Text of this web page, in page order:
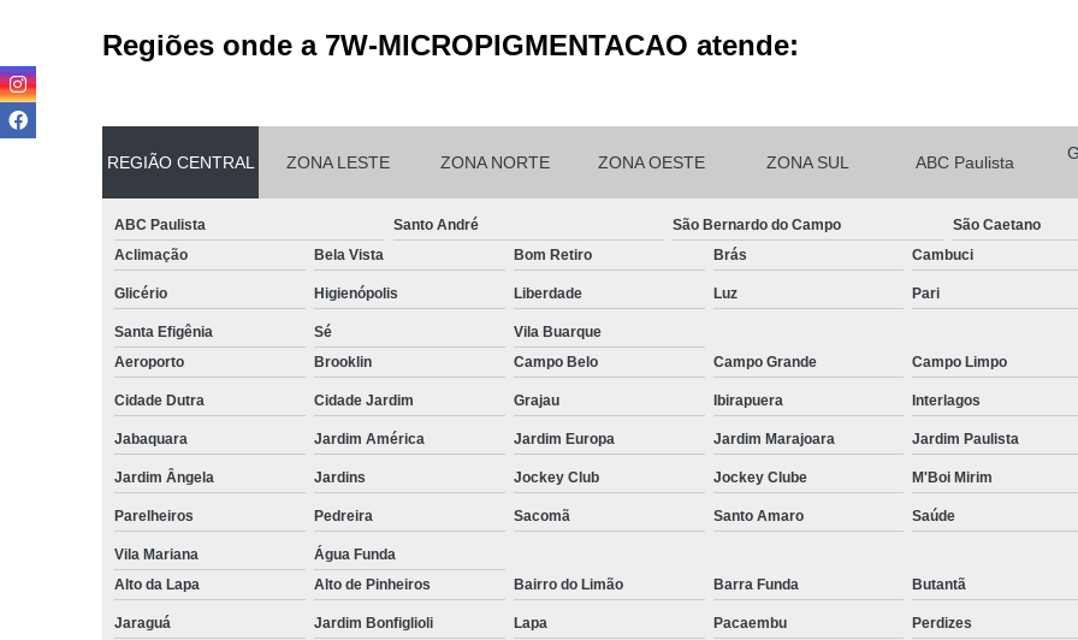
Micropigmentação de Barba São
Micropigmentação Fio a Fio Barba
Micropigmentação na Barba ABC
Nano Micro Capilar São Bernardo do
Nano Micropigmentação de Barba
Nano
Nano
Nano
Nano Pigmentação no
Pigmentação Capilar 3d
Pigmentação Capilar
Regiões onde a 7W-MICROPIGMENTACAO atende:
REGIÃO CENTRAL ZONA LESTE ZONA NORTE ZONA OESTE ZONA SUL ABC Paulista
ABC Paulista Santo André São Bernardo do Campo São Caetano
Aclimação
Bela Vista Bom Retiro Brás Cambuci
Glicério Higienópolis Liberdade Luz Pari
Santa Efigênia Sé
Vila Buarque
Aeroporto
Brooklin Campo Belo Campo Grande Campo Limpo
Cidade Dutra Cidade Jardim Grajau Ibirapuera Interlagos
Jabaquara Jardim América Jardim Europa Jardim Marajoara Jardim Paulista
Jardim Ângela Jardins Jockey Club Jockey Clube M'Boi Mirim
Parelheiros Pedreira Sacomã Santo Amaro Saúde
Vila Mariana
Água Funda
Alto da Lapa
Alto de Pinheiros Bairro do Limão Barra Funda Butantã
Jaraguá Jardim Bonfiglioli Lapa Pacaembu Perdizes